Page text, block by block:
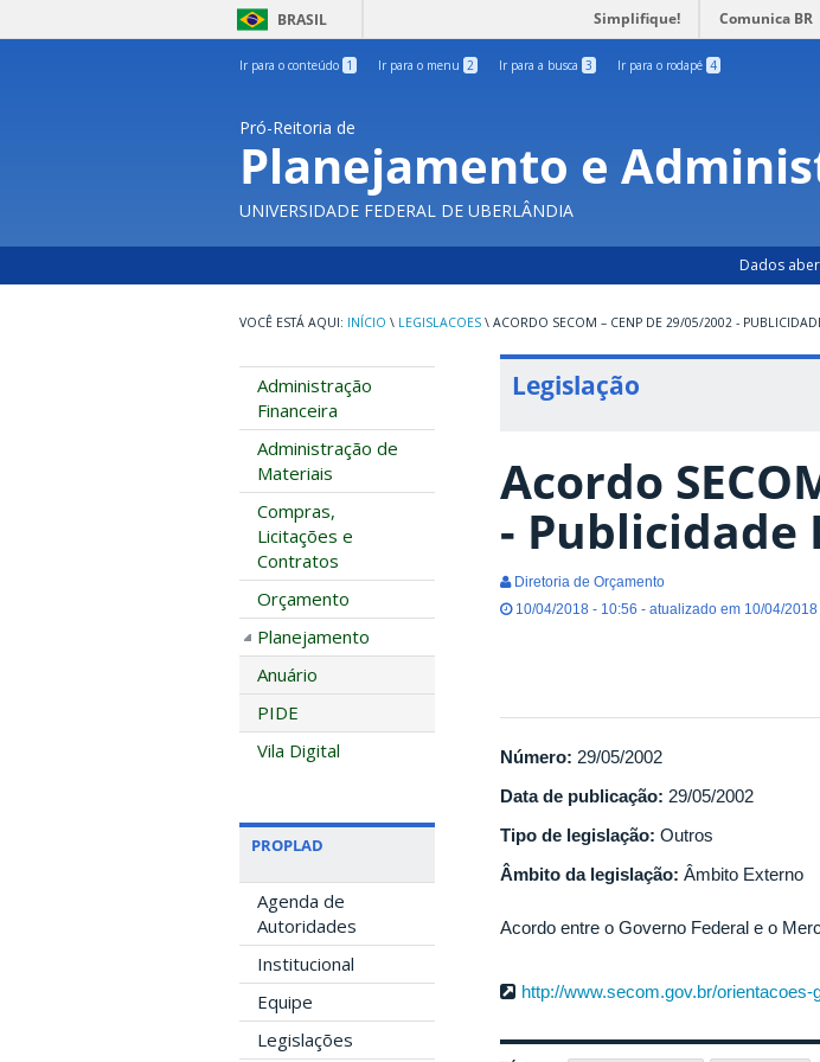
BRASIL Simplifique! Comunica BR
Ir para o conteúdo 1 Ir para o menu 2 Ir para a busca 3 Ir para o rodapé 4
Pró-Reitoria de
Planejamento e
UNIVERSIDADE FEDERAL DE UBERLÂNDIA
Dados
INÍCIO \ LEGISLACOES \ ACORDO SECOM – CENP DE 29/05/2002 -
Administração
Financeira
Administração de
Materiais
Compras,
Licitações e
Contratos
Orçamento
Planejamento
Anuário
PIDE
Vila Digital
PROPLAD
Agenda de
Autoridades
Institucional
Equipe
Legislações
Legislação
Acordo
- Publicidade
Diretoria de Orçamento
10/04/2018 - 10:56 - atualizado em 10/04/2018
Número: 29/05/2002
Data de publicação: 29/05/2002
Tipo de legislação: Outros
Âmbito da legislação: Âmbito Externo
Acordo entre o Governo Federal e o
http://www.secom.gov.br/orientacoes-